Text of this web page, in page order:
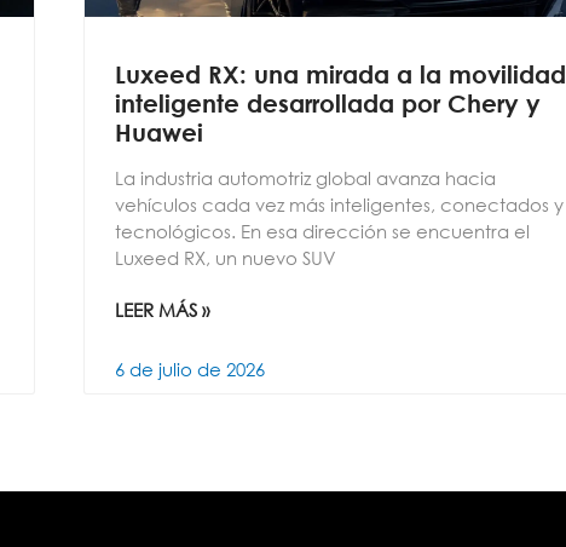
Luxeed RX: una mirada a la movilidad
inteligente desarrollada por Chery y
Huawei
La industria automotriz global avanza hacia
vehículos cada vez más inteligentes, conectados y
tecnológicos. En esa dirección se encuentra el
Luxeed RX, un nuevo SUV
LEER MÁS »
6 de julio de 2026